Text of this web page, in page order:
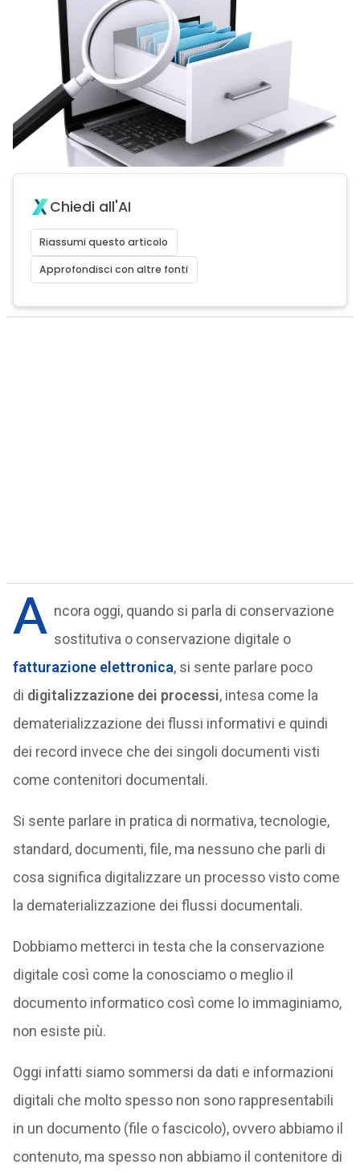
Chiedi all'AI
Riassumi questo articolo
Approfondisci con altre fonti
A ncora oggi, quando si parla di conservazione
sostitutiva o conservazione digitale o
fatturazione elettronica, si sente parlare poco
di digitalizzazione dei processi, intesa come la
dematerializzazione dei flussi informativi e quindi
dei record invece che dei singoli documenti visti
come contenitori documentali.
Si sente parlare in pratica di normativa, tecnologie,
standard, documenti, file, ma nessuno che parli di
cosa significa digitalizzare un processo visto come
la dematerializzazione dei flussi documentali.
Dobbiamo metterci in testa che la conservazione
digitale così come la conosciamo o meglio il
documento informatico così come lo immaginiamo,
non esiste più.
Oggi infatti siamo sommersi da dati e informazioni
digitali che molto spesso non sono rappresentabili
in un documento (file o fascicolo), ovvero abbiamo il
contenuto, ma spesso non abbiamo il contenitore di